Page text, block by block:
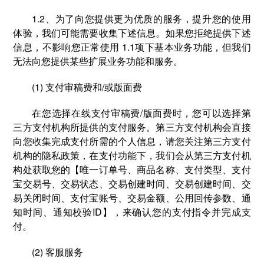
1.2、为了向您提供更为优质的服务，提升您的使用
体验，我们可能需要收集下述信息。如果您拒绝提供下述
信息，不影响您正常使用 1.1项下基本业务功能，但我们
无法向您提供某些扩展业务功能和服务。
(1) 支付审稿费和/或版面费
在您选择在线⽀付审稿费/版面费时，您可以选择第
三方支付机构所提供的⽀付服务。第三方支付机构会直接
向您收集完成支付所需的个人信息，请您关注第三方支付
机构的隐私政策，在支付功能下，我们会从第三方支付机
构处获取您的【唯一订单号、商品名称、支付类型、支付
宝交易号、交易状态、交易创建时间、交易创建时间、交
易关闭时间、支付宝账号、交易金额、公用回传参数、通
知时间、通知校验ID】，来确认您的支付指令并完成支
付。
(2) 客服服务